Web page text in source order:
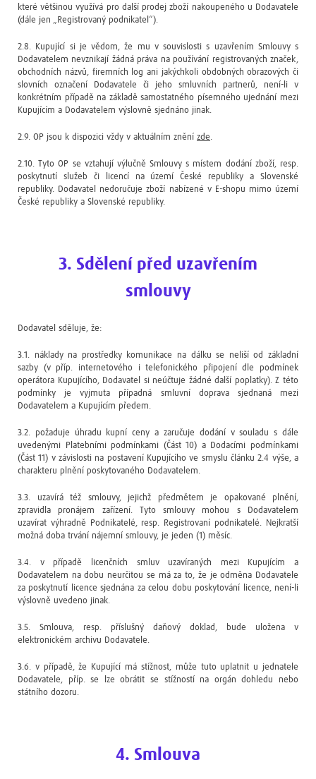
které většinou využívá pro další prodej zboží nakoupeného u Dodavatele
(dále jen „Registrovaný podnikatel“).
2.8. Kupující si je vědom, že mu v souvislosti s uzavřením Smlouvy s
Dodavatelem nevznikají žádná práva na používání registrovaných značek,
obchodních názvů, firemních log ani jakýchkoli obdobných obrazových či
slovních označení Dodavatele či jeho smluvních partnerů, není-li v
konkrétním případě na základě samostatného písemného ujednání mezi
Kupujícím a Dodavatelem výslovně sjednáno jinak.
2.9. OP jsou k dispozici vždy v aktuálním znění zde.
2.10. Tyto OP se vztahují výlučně Smlouvy s místem dodání zboží, resp.
poskytnutí služeb či licencí na území České republiky a Slovenské
republiky. Dodavatel nedoručuje zboží nabízené v E-shopu mimo území
České republiky a Slovenské republiky.
3. Sdělení před uzavřením
smlouvy
Dodavatel sděluje, že:
3.1. náklady na prostředky komunikace na dálku se neliší od základní
sazby (v příp. internetového i telefonického připojení dle podmínek
operátora Kupujícího, Dodavatel si neúčtuje žádné další poplatky). Z této
podmínky je vyjmuta případná smluvní doprava sjednaná mezi
Dodavatelem a Kupujícím předem.
3.2. požaduje úhradu kupní ceny a zaručuje dodání v souladu s dále
uvedenými Platebními podmínkami (Část 10) a Dodacími podmínkami
(Část 11) v závislosti na postavení Kupujícího ve smyslu článku 2.4 výše, a
charakteru plnění poskytovaného Dodavatelem.
3.3. uzavírá též smlouvy, jejichž předmětem je opakované plnění,
zpravidla pronájem zařízení. Tyto smlouvy mohou s Dodavatelem
uzavírat výhradně Podnikatelé, resp. Registrovaní podnikatelé. Nejkratší
možná doba trvání nájemní smlouvy, je jeden (1) měsíc.
3.4. v případě licenčních smluv uzavíraných mezi Kupujícím a
Dodavatelem na dobu neurčitou se má za to, že je odměna Dodavatele
za poskytnutí licence sjednána za celou dobu poskytování licence, není-li
výslovně uvedeno jinak.
3.5. Smlouva, resp. příslušný daňový doklad, bude uložena v
elektronickém archivu Dodavatele.
3.6. v případě, že Kupující má stížnost, může tuto uplatnit u jednatele
Dodavatele, příp. se lze obrátit se stížností na orgán dohledu nebo
státního dozoru.
4. Smlouva